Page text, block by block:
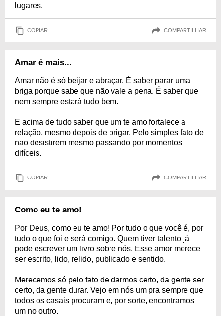
lugares.
COPIAR COMPARTILHAR
Amar é mais...
Amar não é só beijar e abraçar. É saber parar uma
briga porque sabe que não vale a pena. É saber que
nem sempre estará tudo bem.
E acima de tudo saber que um te amo fortalece a
relação, mesmo depois de brigar. Pelo simples fato de
não desistirem mesmo passando por momentos
difíceis.
COPIAR COMPARTILHAR
Como eu te amo!
Por Deus, como eu te amo! Por tudo o que você é, por
tudo o que foi e será comigo. Quem tiver talento já
pode escrever um livro sobre nós. Esse amor merece
ser escrito, lido, relido, publicado e sentido.
Merecemos só pelo fato de darmos certo, da gente ser
certo, da gente durar. Vejo em nós um pra sempre que
todos os casais procuram e, por sorte, encontramos
um no outro.